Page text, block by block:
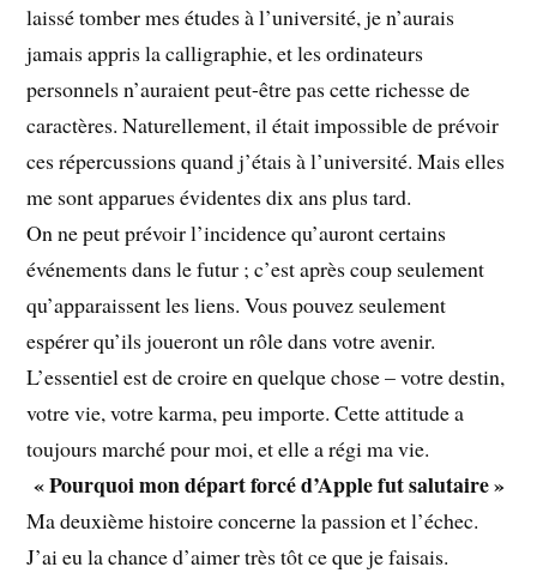
laissé tomber mes études à l’université, je n’aurais
jamais appris la calligraphie, et les ordinateurs
personnels n’auraient peut-être pas cette richesse de
caractères. Naturellement, il était impossible de prévoir
ces répercussions quand j’étais à l’université. Mais elles
me sont apparues évidentes dix ans plus tard.
On ne peut prévoir l’incidence qu’auront certains
événements dans le futur ; c’est après coup seulement
qu’apparaissent les liens. Vous pouvez seulement
espérer qu’ils joueront un rôle dans votre avenir.
L’essentiel est de croire en quelque chose – votre destin,
votre vie, votre karma, peu importe. Cette attitude a
toujours marché pour moi, et elle a régi ma vie.
« Pourquoi mon départ forcé d’Apple fut salutaire »
Ma deuxième histoire concerne la passion et l’échec.
J’ai eu la chance d’aimer très tôt ce que je faisais.